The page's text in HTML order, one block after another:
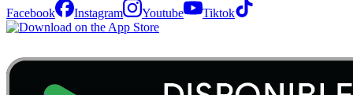
Facebook Instagram Youtube Tiktok